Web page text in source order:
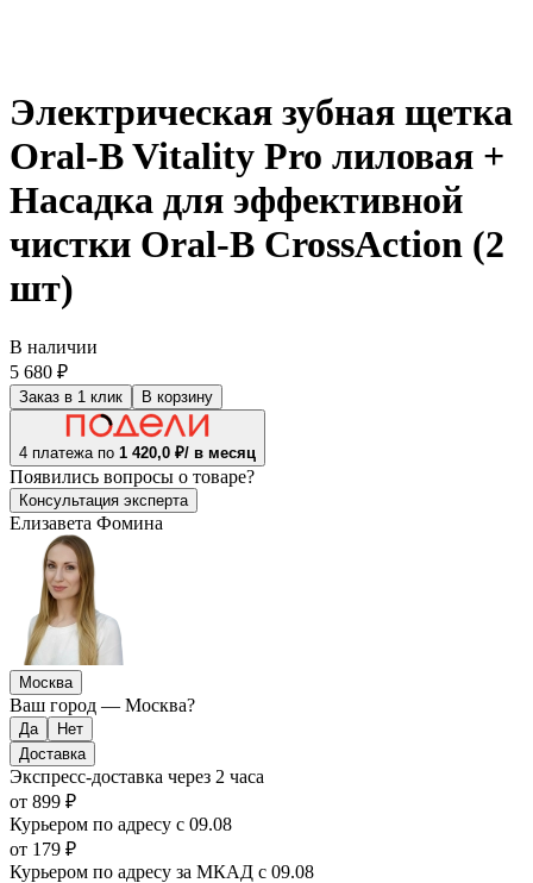
Электрическая зубная щетка
Oral-B Vitality Pro лиловая +
Насадка для эффективной
чистки Oral-B CrossAction (2
шт)
В наличии
5 680 ₽
Заказ в 1 клик В корзину
4 платежа по 1 420,0 ₽/ в месяц
Появились вопросы о товаре?
Консультация эксперта
Елизавета Фомина
Москва
Ваш город — Москва?
Доставка
Экспресс-доставка через 2 часа
от 899 ₽
Курьером по адресу с 09.08
от 179 ₽
Курьером по адресу за МКАД с 09.08